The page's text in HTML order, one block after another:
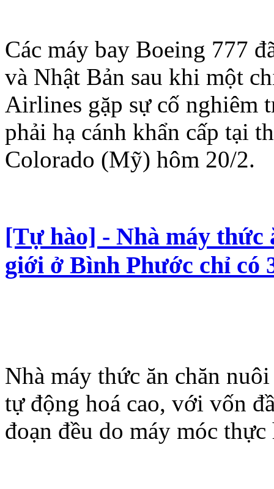
Các máy bay Boeing 777
và Nhật Bản sau khi một
Airlines gặp sự cố nghiêm
phải hạ cánh khẩn cấp tại
Colorado (Mỹ) hôm 20/2.
[Tự hào] - Nhà máy thức
giới ở Bình Phước chỉ có
Nhà máy thức ăn chăn
tự động hoá cao, với vốn
đoạn đều do máy móc thực